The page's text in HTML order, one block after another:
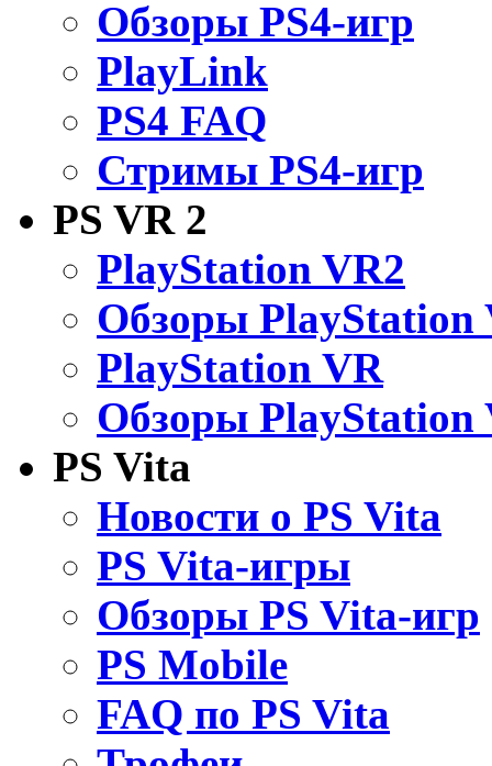
Обзоры PS4-игр
PlayLink
PS4 FAQ
Стримы PS4-игр
PS VR 2
PlayStation VR2
Обзоры PlayStation
PlayStation VR
Обзоры PlayStation
PS Vita
Новости о PS Vita
PS Vita-игры
Обзоры PS Vita-игр
PS Mobile
FAQ по PS Vita